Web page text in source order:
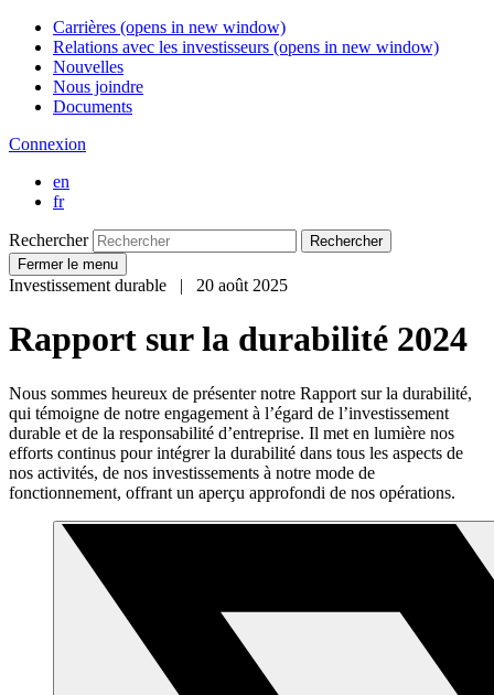
Carrières (opens in new window)
Relations avec les investisseurs (opens in new window)
Nouvelles
Nous joindre
Documents
Connexion
en
fr
Rechercher
Rechercher
Fermer le menu
Investissement durable | 20 août 2025
Rapport sur la durabilité 2024
Nous sommes heureux de présenter notre Rapport sur la durabilité,
qui témoigne de notre engagement à l’égard de l’investissement
durable et de la responsabilité d’entreprise. Il met en lumière nos
efforts continus pour intégrer la durabilité dans tous les aspects de
nos activités, de nos investissements à notre mode de
fonctionnement, offrant un aperçu approfondi de nos opérations.